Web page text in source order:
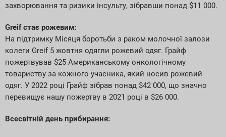
захворювання та ризики інсульту, зібравши понад $11 000.
Greif стає рожевим:
На підтримку Місяця боротьби з раком молочної залози
колеги Greif 5 жовтня одягли рожевий одяг. Грайф
пожертвував $25 Американському онкологічному
товариству за кожного учасника, який носив рожевий
одяг. У 2022 році Грайф зібрав понад $42 000, що значно
перевищує нашу пожертву в 2021 році в $26 000.
Всесвітній день прибирання: